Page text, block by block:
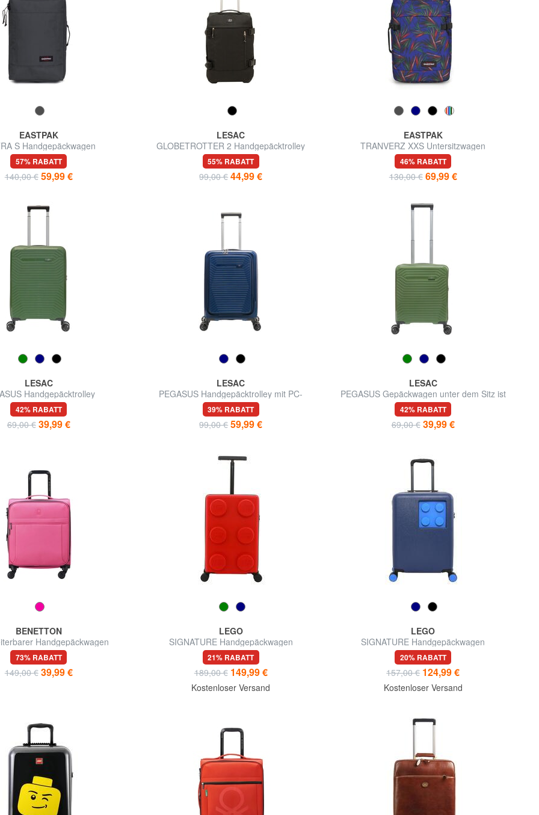
EASTPAK
S Handgepäckwagen
57% RABATT
140,00 € 59,99 €
LESAC
GLOBETROTTER 2 Handgepäcktrolley
55% RABATT
99,00 € 44,99 €
EASTPAK
TRANVERZ XXS Untersitzwagen
46% RABATT
130,00 € 69,99 €
LESAC
Handgepäcktrolley
42% RABATT
69,00 € 39,99 €
LESAC
PEGASUS Handgepäcktrolley mit PC-
Halterung
39% RABATT
99,00 € 59,99 €
LESAC
PEGASUS Gepäckwagen unter dem Sitz ist
bei Easyjet in Ordnung.
42% RABATT
69,00 € 39,99 €
BENETTON
Handgepäckwagen
73% RABATT
149,00 € 39,99 €
LEGO
SIGNATURE Handgepäckwagen
21% RABATT
189,00 € 149,99 €
Kostenloser Versand
LEGO
SIGNATURE Handgepäckwagen
20% RABATT
157,00 € 124,99 €
Kostenloser Versand